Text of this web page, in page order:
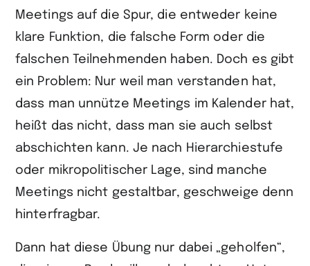
Meetings auf die Spur, die entweder keine
klare Funktion, die falsche Form oder die
falschen Teilnehmenden haben. Doch es gibt
ein Problem: Nur weil man verstanden hat,
dass man unnütze Meetings im Kalender hat,
heißt das nicht, dass man sie auch selbst
abschichten kann. Je nach Hierarchiestufe
oder mikropolitischer Lage, sind manche
Meetings nicht gestaltbar, geschweige denn
hinterfragbar.
Dann hat diese Übung nur dabei „geholfen“,